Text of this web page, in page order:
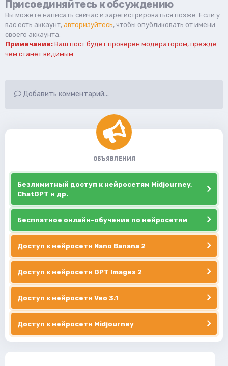
Присоединяйтесь к обсуждению
Вы можете написать сейчас и зарегистрироваться позже. Если у
вас есть аккаунт, авторизуйтесь, чтобы опубликовать от имени
своего аккаунта.
Примечание: Ваш пост будет проверен модератором, прежде
чем станет видимым.
Добавить комментарий...
ОБЪЯВЛЕНИЯ
Безлимитный доступ к нейросетям Midjourney,
ChatGPT и др.
Бесплатное онлайн-обучение по нейросетям
Доступ к нейросети Nano Banana 2
Доступ к нейросети GPT Images 2
Доступ к нейросети Veo 3.1
Доступ к нейросети Midjourney